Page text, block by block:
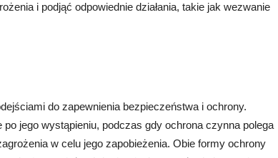
i podjąć odpowiednie działania, takie jak wezwanie
do zapewnienia bezpieczeństwa i ochrony.
jego wystąpieniu, podczas gdy ochrona czynna polega
w celu jego zapobieżenia. Obie formy ochrony